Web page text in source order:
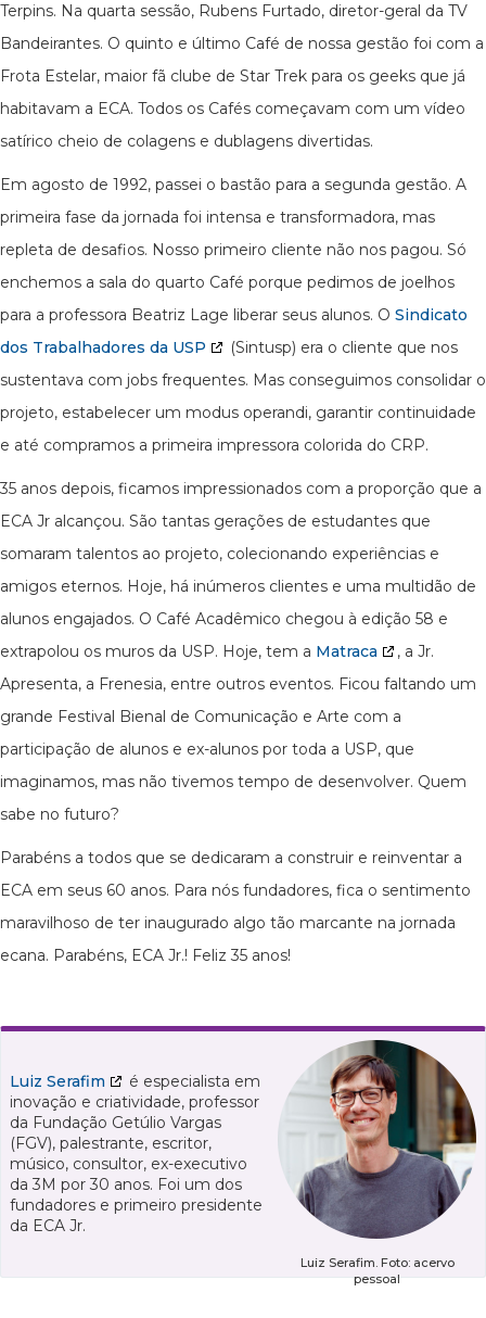
Terpins. Na quarta sessão, Rubens Furtado, diretor-geral da TV
Bandeirantes. O quinto e último Café de nossa gestão foi com a
Frota Estelar, maior fã clube de Star Trek para os geeks que já
habitavam a ECA. Todos os Cafés começavam com um vídeo
satírico cheio de colagens e dublagens divertidas.
Em agosto de 1992, passei o bastão para a segunda gestão. A
primeira fase da jornada foi intensa e transformadora, mas
repleta de desafios. Nosso primeiro cliente não nos pagou. Só
enchemos a sala do quarto Café porque pedimos de joelhos
para a professora Beatriz Lage liberar seus alunos. O Sindicato
dos Trabalhadores da USP
(Sintusp) era o cliente que nos
sustentava com jobs frequentes. Mas conseguimos consolidar o
projeto, estabelecer um modus operandi, garantir continuidade
e até compramos a primeira impressora colorida do CRP.
35 anos depois, ficamos impressionados com a proporção que a
ECA Jr alcançou. São tantas gerações de estudantes que
somaram talentos ao projeto, colecionando experiências e
amigos eternos. Hoje, há inúmeros clientes e uma multidão de
alunos engajados. O Café Acadêmico chegou à edição 58 e
extrapolou os muros da USP. Hoje, tem a Matraca
, a Jr.
Apresenta, a Frenesia, entre outros eventos. Ficou faltando um
grande Festival Bienal de Comunicação e Arte com a
participação de alunos e ex-alunos por toda a USP, que
imaginamos, mas não tivemos tempo de desenvolver. Quem
sabe no futuro?
Parabéns a todos que se dedicaram a construir e reinventar a
ECA em seus 60 anos. Para nós fundadores, fica o sentimento
maravilhoso de ter inaugurado algo tão marcante na jornada
ecana. Parabéns, ECA Jr.! Feliz 35 anos!
Luiz Serafim. Foto: acervo
pessoal
Luiz Serafim
é especialista em
inovação e criatividade, professor
da Fundação Getúlio Vargas
(FGV), palestrante, escritor,
músico, consultor, ex-executivo
da 3M por 30 anos. Foi um dos
fundadores e primeiro presidente
da ECA Jr.